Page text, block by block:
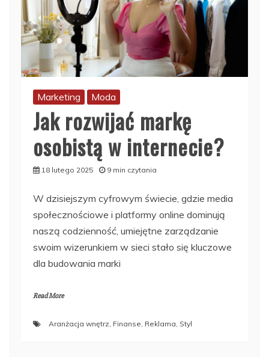
Marketing Moda
Jak rozwijać markę
osobistą w internecie?
18 lutego 2025 9 min czytania
W dzisiejszym cyfrowym świecie, gdzie media
społecznościowe i platformy online dominują
naszą codzienność, umiejętne zarządzanie
swoim wizerunkiem w sieci stało się kluczowe
dla budowania marki
Read More
Aranżacja wnętrz, Finanse, Reklama, Styl